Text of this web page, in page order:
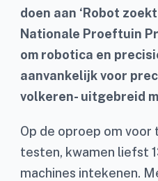
doen aan ‘Robot
Nationale Proeftuin
om robotica en
aanvankelijk voor
volkeren- uitgebreid
Op de oproep om
testen, kwamen liefst
machines intekenen.